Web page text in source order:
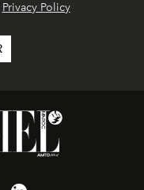
Privacy Policy